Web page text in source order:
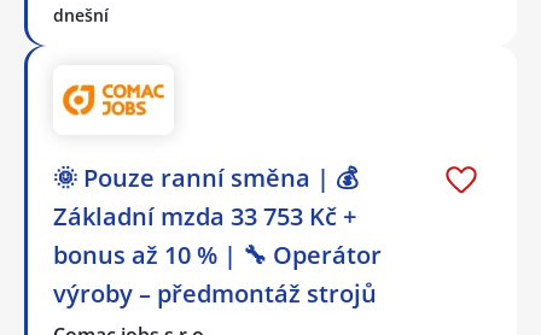
dnešní
🌞 Pouze ranní směna | 💰
Základní mzda 33 753 Kč +
bonus až 10 % | 🔧 Operátor
výroby – předmontáž strojů